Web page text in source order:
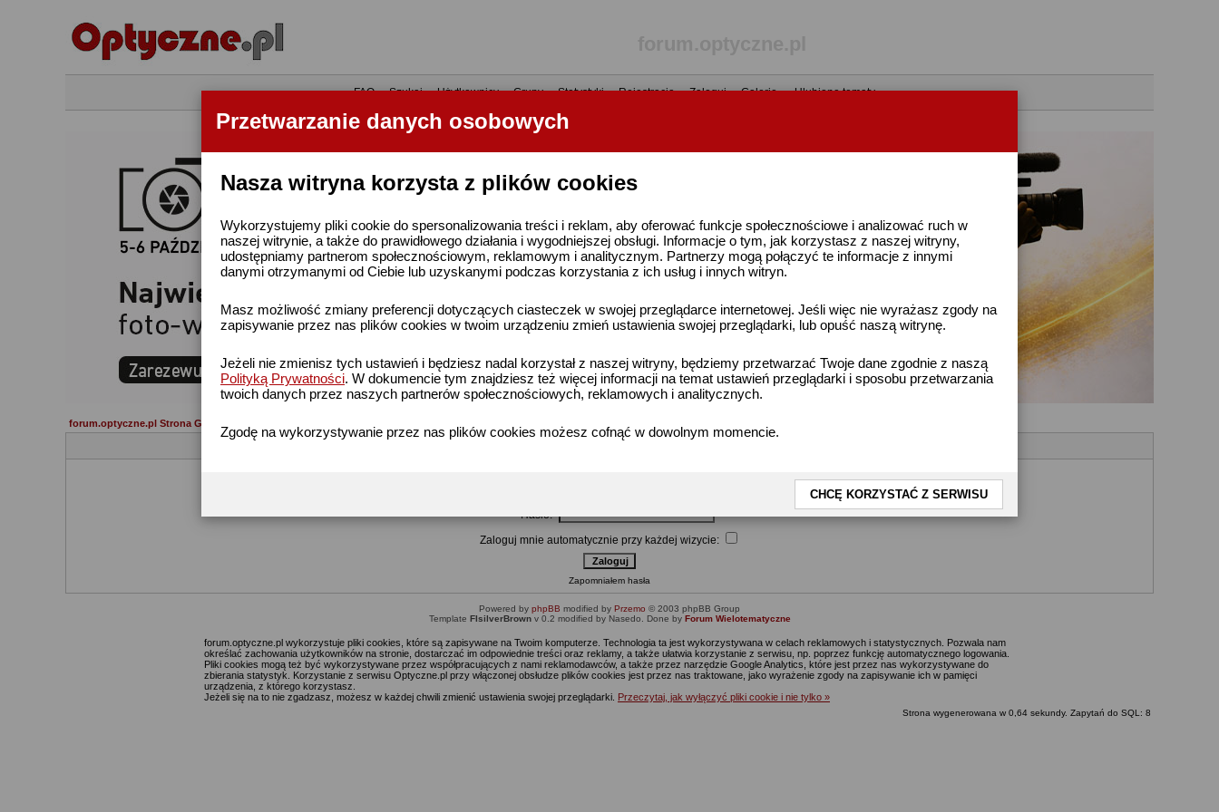
Przetwarzanie danych osobowych
Nasza witryna korzysta z plików cookies
Wykorzystujemy pliki cookie do spersonalizowania treści i reklam, aby oferować funkcje społecznościowe i analizować ruch w
naszej witrynie, a także do prawidłowego działania i wygodniejszej obsługi. Informacje o tym, jak korzystasz z naszej witryny,
udostępniamy partnerom społecznościowym, reklamowym i analitycznym. Partnerzy mogą połączyć te informacje z innymi
danymi otrzymanymi od Ciebie lub uzyskanymi podczas korzystania z ich usług i innych witryn.
Masz możliwość zmiany preferencji dotyczących ciasteczek w swojej przeglądarce internetowej. Jeśli więc nie wyrażasz zgody na
zapisywanie przez nas plików cookies w twoim urządzeniu zmień ustawienia swojej przeglądarki, lub opuść naszą witrynę.
Jeżeli nie zmienisz tych ustawień i będziesz nadal korzystał z naszej witryny, będziemy przetwarzać Twoje dane zgodnie z naszą
Polityką Prywatności. W dokumencie tym znajdziesz też więcej informacji na temat ustawień przeglądarki i sposobu przetwarzania
twoich danych przez naszych partnerów społecznościowych, reklamowych i analitycznych.
Zgodę na wykorzystywanie przez nas plików cookies możesz cofnąć w dowolnym momencie.
CHCĘ KORZYSTAĆ Z SERWISU
•FAQ•Szukaj•Użytkownicy•Grupy•Statystyki•Rejestracja•Zaloguj•Galerie• Ulubione tematy
forum.optyczne.pl Strona Główna
Hasło:
Zaloguj mnie automatycznie przy każdej wizycie:
Zapomniałem hasła
Powered by phpBB modified by Przemo © 2003 phpBB Group
Template FIsilverBrownv 0.2 modified by Nasedo. Done by Forum Wielotematyczne
forum.optyczne.pl wykorzystuje pliki cookies, które są zapisywane na Twoim komputerze. Technologia ta jest wykorzystywana w celach reklamowych i statystycznych. Pozwala nam
określać zachowania użytkowników na stronie, dostarczać im odpowiednie treści oraz reklamy, a także ułatwia korzystanie z serwisu, np. poprzez funkcję automatycznego logowania.
Pliki cookies mogą też być wykorzystywane przez współpracujących z nami reklamodawców, a także przez narzędzie Google Analytics, które jest przez nas wykorzystywane do
zbierania statystyk. Korzystanie z serwisu Optyczne.pl przy włączonej obsłudze plików cookies jest przez nas traktowane, jako wyrażenie zgody na zapisywanie ich w pamięci
urządzenia, z którego korzystasz.
Jeżeli się na to nie zgadzasz, możesz w każdej chwili zmienić ustawienia swojej przeglądarki. Przeczytaj, jak wyłączyć pliki cookie i nie tylko »
Strona wygenerowana w 0,64 sekundy. Zapytań do SQL: 8